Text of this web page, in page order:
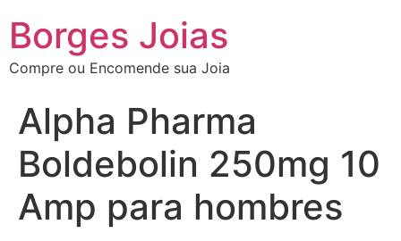
Borges Joias
Compre ou Encomende sua Joia
Alpha Pharma
Boldebolin 250mg 10
Amp para hombres